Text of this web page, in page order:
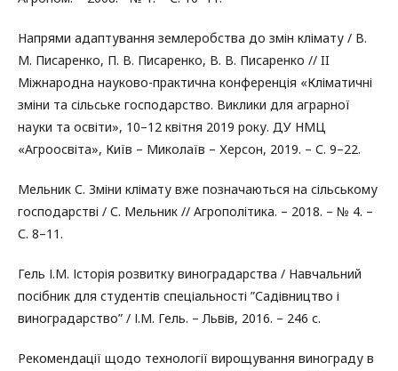
Напрями адаптування землеробства до змін клімату / В.
М. Писаренко, П. В. Писаренко, В. В. Писаренко // II
Міжнародна науково-практична конференція «Кліматичні
зміни та сільське господарство. Виклики для аграрної
науки та освіти», 10–12 квітня 2019 року. ДУ НМЦ
«Агроосвіта», Київ – Миколаїв – Херсон, 2019. – С. 9–22.
Мельник С. Зміни клімату вже позначаються на сільському
господарстві / С. Мельник // Агрополітика. – 2018. – № 4. –
С. 8–11.
Гель І.М. Історія розвитку виноградарства / Навчальний
посібник для студентів спеціальності ”Садівництво і
виноградарство” / І.М. Гель. – Львів, 2016. – 246 с.
Рекомендації щодо технології вирощування винограду в